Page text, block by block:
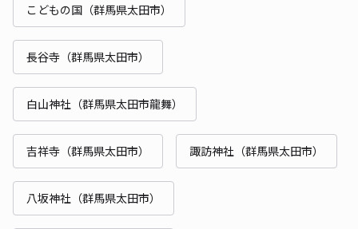
こどもの国（群馬県太田市）
長谷寺（群馬県太田市）
白山神社（群馬県太田市龍舞）
吉祥寺（群馬県太田市） 諏訪神社（群馬県太田市）
八坂神社（群馬県太田市）